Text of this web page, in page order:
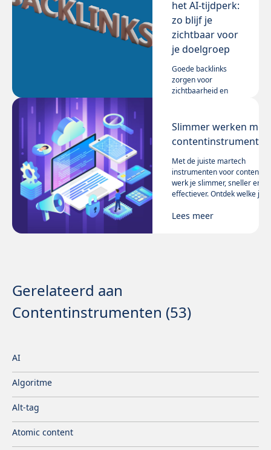
het AI-tijdperk:
zo blijf je
zichtbaar voor
je doelgroep
Goede backlinks
zorgen voor
zichtbaarheid en
inzet en hoe onze
linkbuilding je - ook
in dit AI tijdperk je
helpen.
Lees meer
Slimmer werken met
contentinstrumenten
Met de juiste martech
instrumenten voor content
werk je slimmer, sneller en
effectiever. Ontdek welke jij
succesvol inzet. In dit artikel
Lees meer
Gerelateerd aan
Contentinstrumenten (53)
AI
Algoritme
Alt-tag
Atomic content